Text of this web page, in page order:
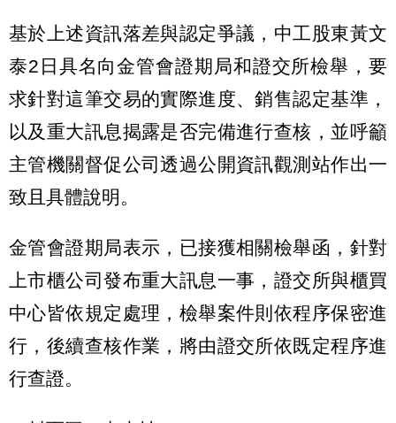
基於上述資訊落差與認定爭議，中工股東黃文
泰2日具名向金管會證期局和證交所檢舉，要
求針對這筆交易的實際進度、銷售認定基準，
以及重大訊息揭露是否完備進行查核，並呼籲
主管機關督促公司透過公開資訊觀測站作出一
致且具體說明。
金管會證期局表示，已接獲相關檢舉函，針對
上市櫃公司發布重大訊息一事，證交所與櫃買
中心皆依規定處理，檢舉案件則依程序保密進
行，後續查核作業，將由證交所依既定程序進
行查證。